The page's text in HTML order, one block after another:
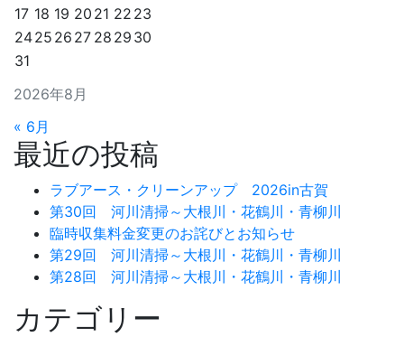
2026年8月
17 18 19 20 21 22 23
2425 26 27 28 29 30
31
« 6月
最近の投稿
ラブアース・クリーンアップ 2026in古賀
第30回 河川清掃～大根川・花鶴川・青柳川
臨時収集料金変更のお詫びとお知らせ
第29回 河川清掃～大根川・花鶴川・青柳川
第28回 河川清掃～大根川・花鶴川・青柳川
カテゴリー